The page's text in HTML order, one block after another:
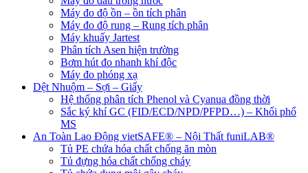
Máy đo độ ồn – ồn tích phân
Máy đo độ rung – Rung tích phân
Máy khuấy Jartest
Phân tích Asen hiện trường
Bơm hút đo nhanh khí độc
Máy đo phóng xạ
Dệt Nhuộm – Sợi – Giấy
Hệ thống phân tích Phenol và Cyanua đồng thời
Sắc ký khí GC (FID/ECD/NPD/PFPD…) – Khối phổ
MS
An Toàn Lao Động vietSAFE® – Nội Thất funiLAB®
Tủ PE chứa hóa chất chống ăn mòn
Tủ đựng hóa chất chống cháy